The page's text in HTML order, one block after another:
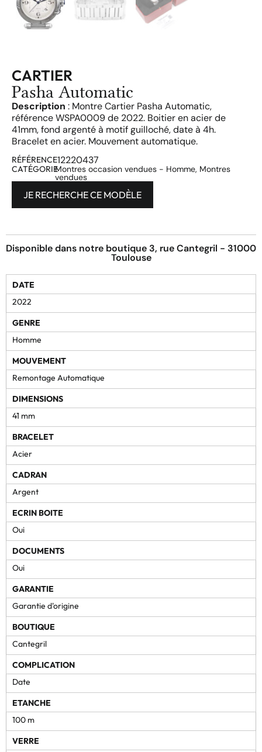
CARTIER
Pasha Automatic
Description : Montre Cartier Pasha Automatic,
référence WSPA0009 de 2022. Boitier en acier de
41mm, fond argenté à motif guilloché, date à 4h.
Bracelet en acier. Mouvement automatique.
RÉFÉRENCE12220437
CATÉGORIEMontres occasion vendues - Homme, Montres
vendues
JE RECHERCHE CE MODÈLE
Disponible dans notre boutique 3, rue Cantegril - 31000
Toulouse
DATE
2022
GENRE
Homme
MOUVEMENT
Remontage Automatique
DIMENSIONS
41 mm
BRACELET
Acier
CADRAN
Argent
ECRIN BOITE
Oui
DOCUMENTS
Oui
GARANTIE
Garantie d'origine
BOUTIQUE
Cantegril
COMPLICATION
Date
ETANCHE
100 m
VERRE